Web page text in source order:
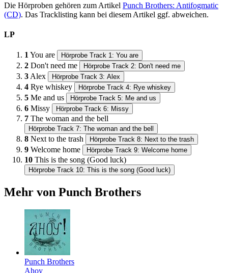
Die Hörproben gehören zum Artikel Punch Brothers: Antifogmatic
(CD). Das Tracklisting kann bei diesem Artikel ggf. abweichen.
LP
1You are Hörprobe Track 1: You are
2 Don't need me Hörprobe Track 2: Don't need me
3Alex Hörprobe Track 3: Alex
4 Rye whiskey Hörprobe Track 4: Rye whiskey
5 Me and us Hörprobe Track 5: Me and us
6 Missy Hörprobe Track 6: Missy
7 The woman and the bell
Hörprobe Track 7: The woman and the bell
8 Next to the trash Hörprobe Track 8: Next to the trash
9 Welcome home Hörprobe Track 9: Welcome home
10 This is the song (Good luck)
Hörprobe Track 10: This is the song (Good luck)
Mehr von Punch Brothers
Punch Brothers
Ahoy